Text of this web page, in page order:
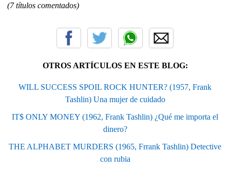
(7 títulos comentados)
OTROS ARTÍCULOS EN ESTE BLOG:
WILL SUCCESS SPOIL ROCK HUNTER? (1957, Frank
Tashlin) Una mujer de cuidado
IT$ ONLY MONEY (1962, Frank Tashlin) ¿Qué me importa el
dinero?
THE ALPHABET MURDERS (1965, Frrank Tashlin) Detective
con rubia